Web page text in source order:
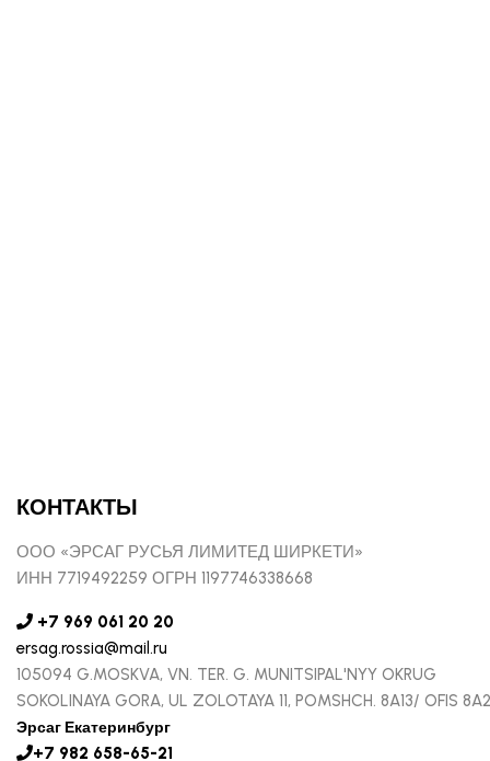
КОНТАКТЫ
ООО «ЭРСАГ РУСЬЯ ЛИМИТЕД ШИРКЕТИ»
ИНН 7719492259 ОГРН 1197746338668
+7 969 061 20 20
ersag.rossia@mail.ru
105094 G.MOSKVA, VN. TER. G. MUNITSIPAL'NYY OKRUG
SOKOLINAYA GORA, UL ZOLOTAYA 11, POMSHCH. 8A13/ OFIS
Эрсаг Екатеринбург
+7 982 658-65-21